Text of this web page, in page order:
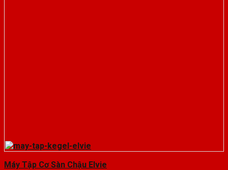
Máy Tập Cơ Sàn Chậu Elvie